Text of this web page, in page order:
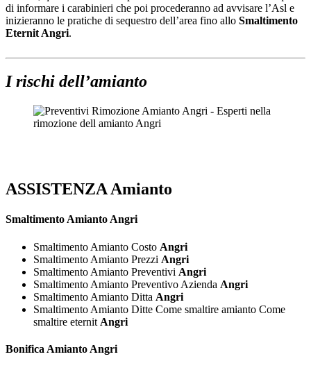
di informare i carabinieri che poi procederanno ad avvisare l’Asl e
inizieranno le pratiche di sequestro dell’area fino allo Smaltimento
Eternit Angri.
I rischi dell’amianto
ASSISTENZA Amianto
SmaltimentoAmianto Angri
Smaltimento Amianto Costo Angri
Smaltimento Amianto Prezzi Angri
Smaltimento Amianto Preventivi Angri
Smaltimento Amianto Preventivo Azienda Angri
Smaltimento Amianto Ditta Angri
Smaltimento Amianto Ditte Come smaltire amianto Come
smaltire eternit Angri
Bonifica Amianto Angri